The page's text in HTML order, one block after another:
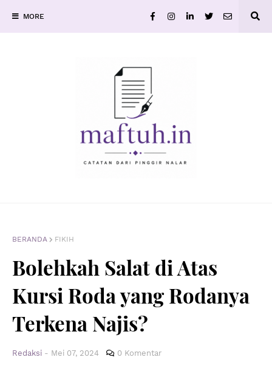
MORE
BERANDA FIKIH
Bolehkah Salat di Atas
Kursi Roda yang Rodanya
Terkena Najis?
Redaksi - Mei 07, 2024 0 Komentar